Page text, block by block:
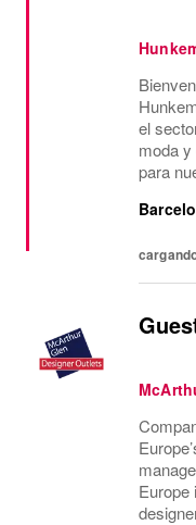
el
moda
para
Europe